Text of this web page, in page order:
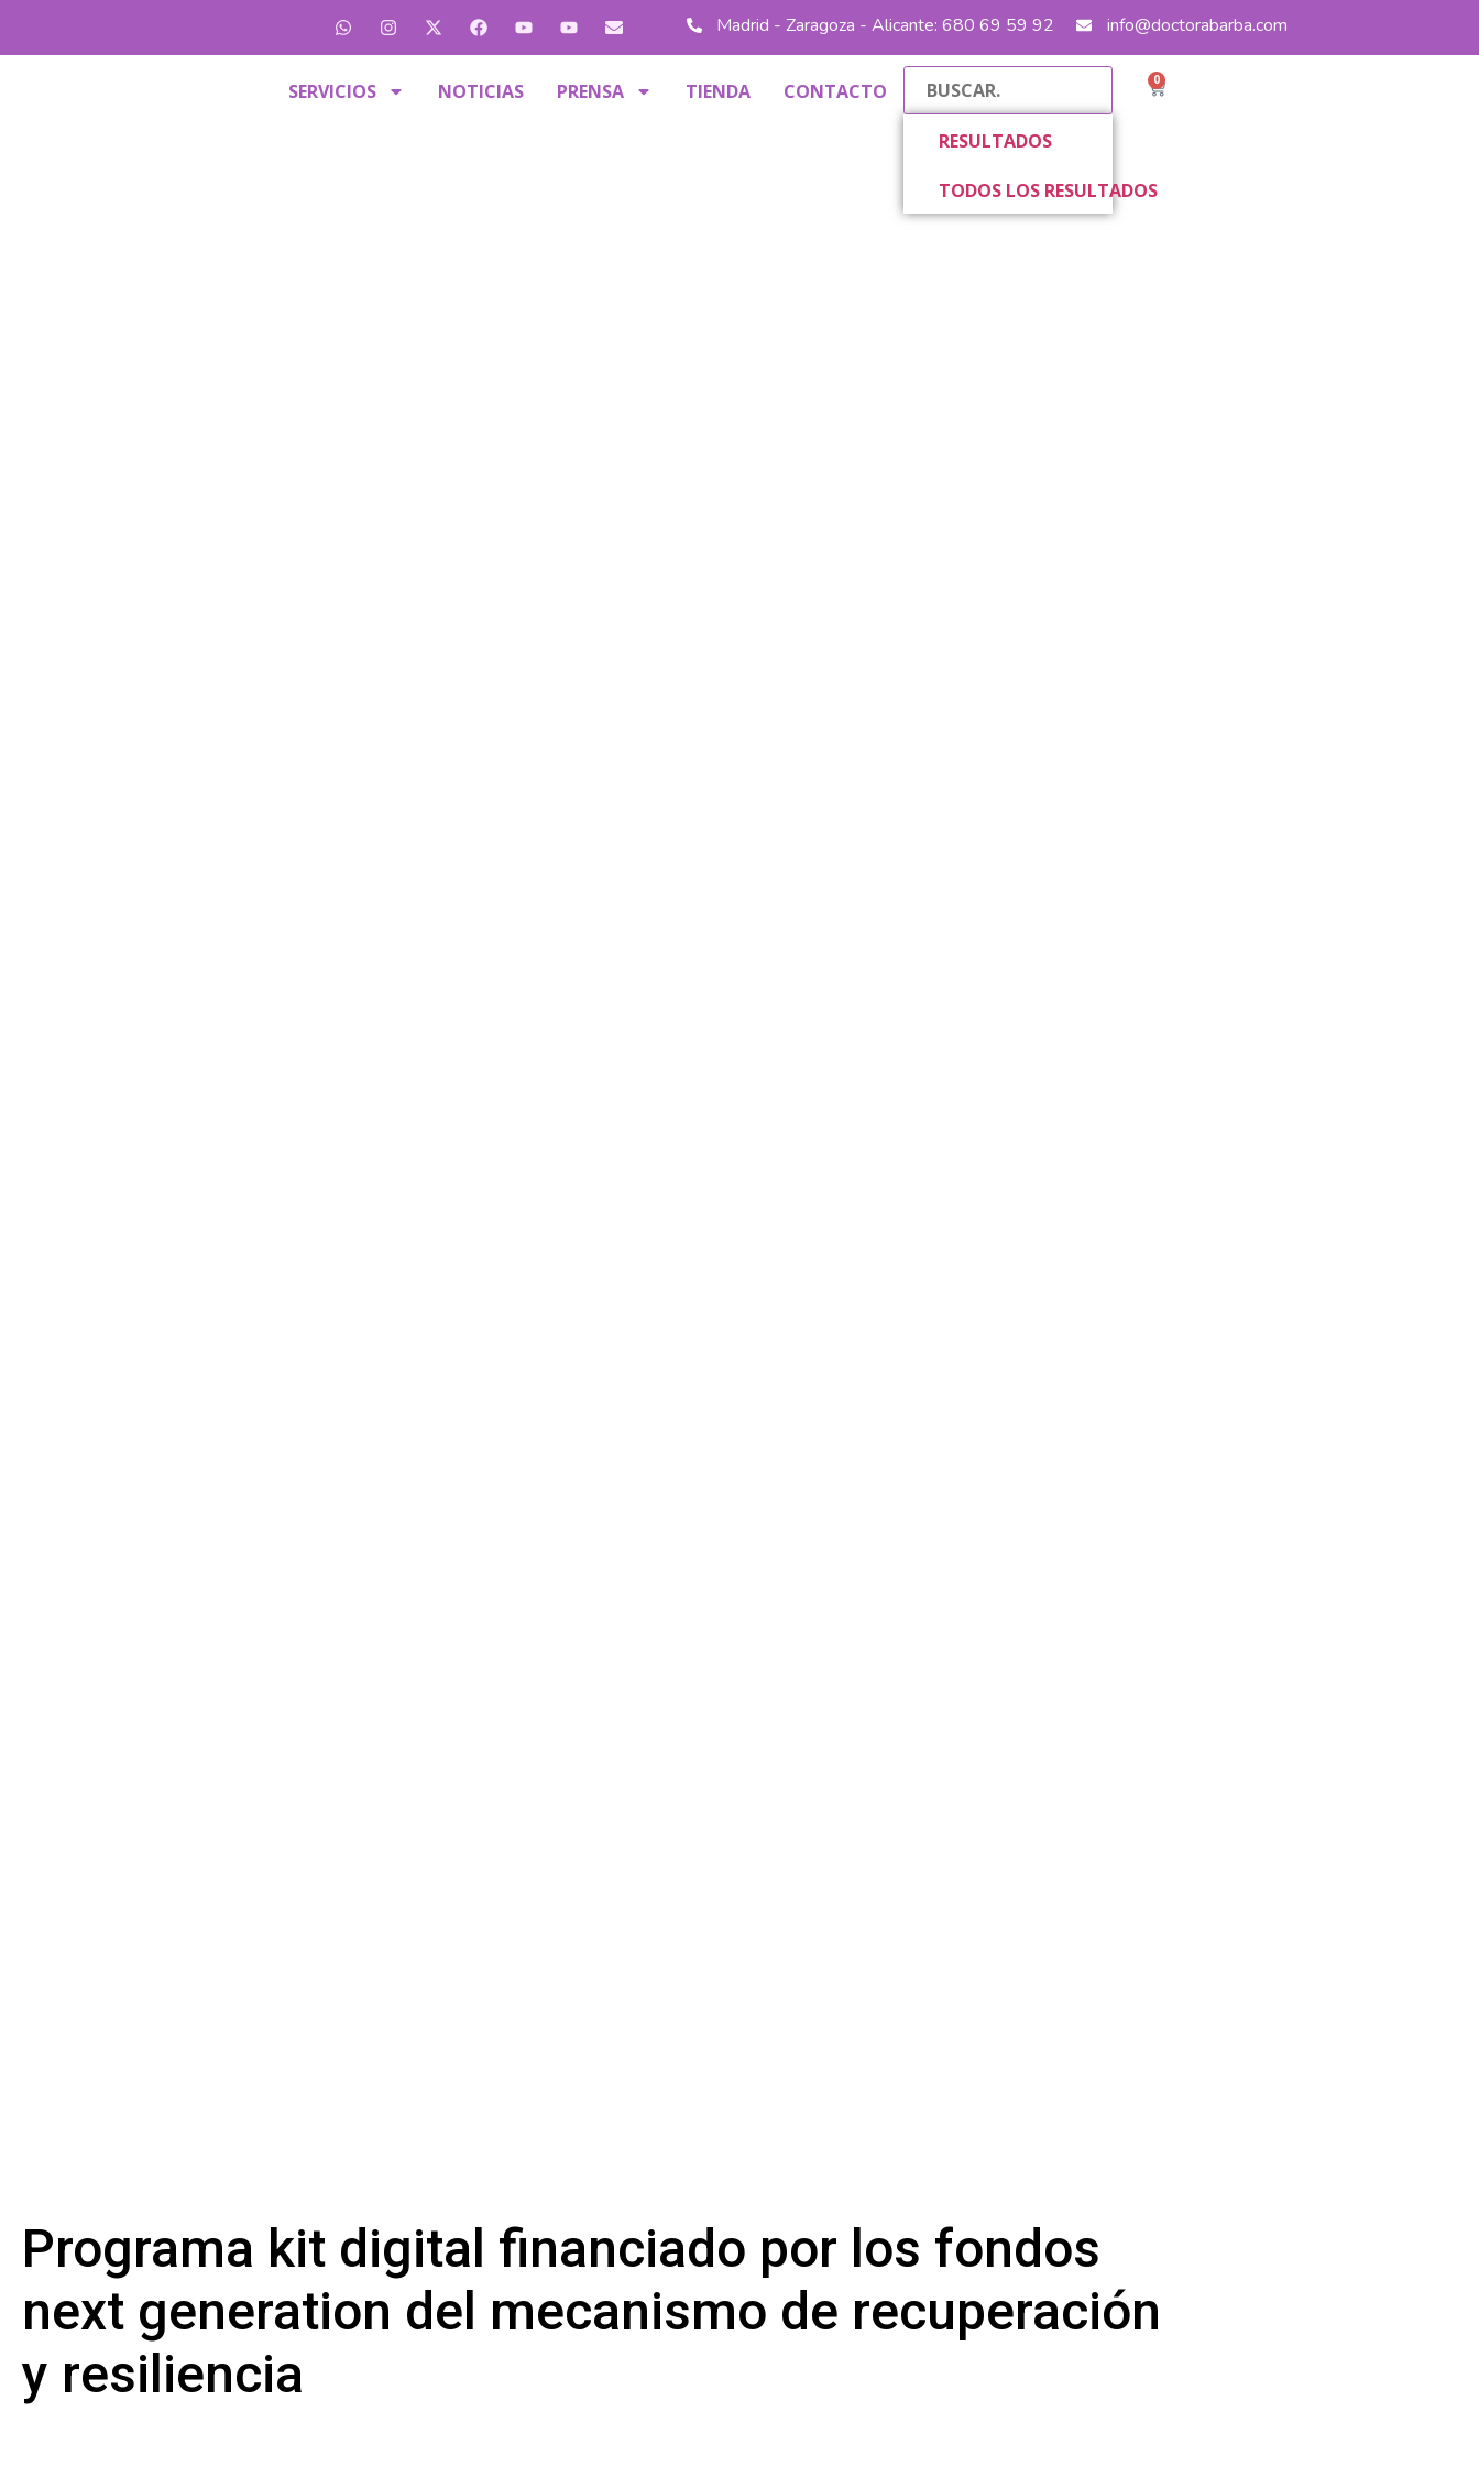
Madrid - Zaragoza - Alicante: 680 69 59 92 info@doctorabarba.com
SERVICIOS NOTICIAS PRENSA TIENDA CONTACTO
RESULTADOS
TODOS LOS RESULTADOS
0
Programa kit digital financiado por los fondos
next generation del mecanismo de recuperación
y resiliencia